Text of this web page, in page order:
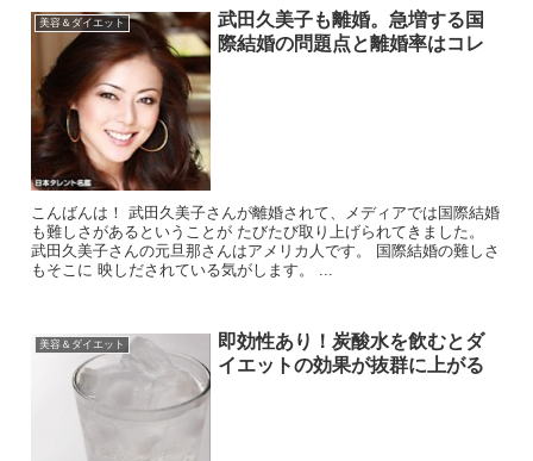
美容＆ダイエット
武田久美子も離婚。急増する国
際結婚の問題点と離婚率はコレ
こんばんは！ 武田久美子さんが離婚されて、メディアでは国際結婚
も難しさがあるということが たびたび取り上げられてきました。
武田久美子さんの元旦那さんはアメリカ人です。 国際結婚の難しさ
もそこに 映しだされている気がします。 ...
美容＆ダイエット
即効性あり！炭酸水を飲むとダ
イエットの効果が抜群に上がる